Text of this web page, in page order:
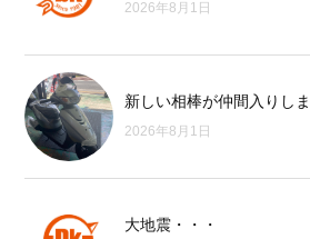
2026年8月1日
新しい相棒が仲間入りしま
2026年8月1日
大地震・・・